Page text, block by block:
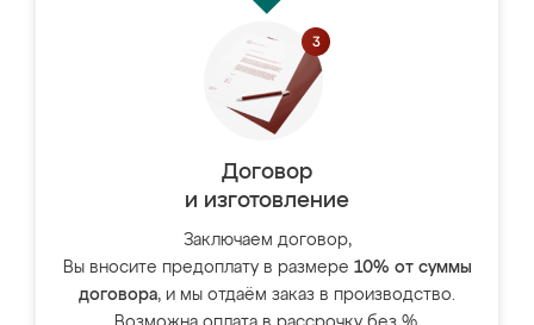
Договор
и изготовление
Заключаем договор,
Вы вносите предоплату в размере 10% от суммы
договора, и мы отдаём заказ в производство.